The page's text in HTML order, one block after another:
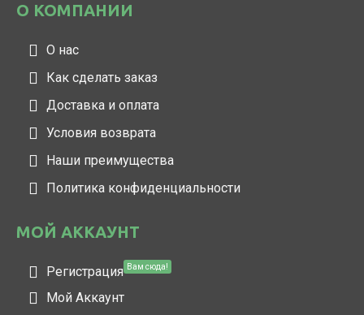
О КОМПАНИИ
О нас
Как сделать заказ
Доставка и оплата
Условия возврата
Наши преимущества
Политика конфиденциальности
МОЙ АККАУНТ
Регистрация Вам сюда!
Мой Аккаунт